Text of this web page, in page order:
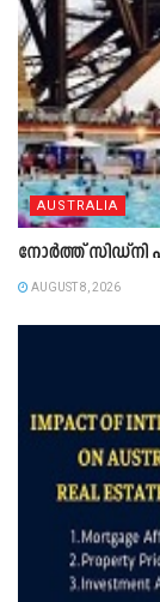
AUSTRALIA
നോർത്ത് സിഡ്നി
AUGUST 8, 2026